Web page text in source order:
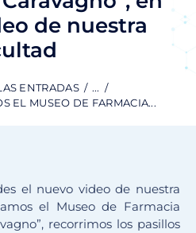
de nuestra
ENTRADAS
...
EL MUSEO DE FARMACIA...
el nuevo video de nuestra
el Museo de Farmacia
recorrimos los pasillos